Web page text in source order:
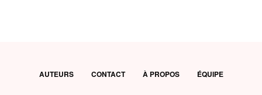
AUTEURS CONTACT À PROPOS ÉQUIPE